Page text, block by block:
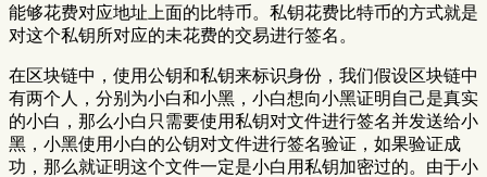
能够花费对应地址上面的比特币。私钥花费比特币的方式就是
对这个私钥所对应的未花费的交易进行签名。
在区块链中，使用公钥和私钥来标识身份，我们假设区块链中
有两个人，分别为小白和小黑，小白想向小黑证明自己是真实
的小白，那么小白只需要使用私钥对文件进行签名并发送给小
黑，小黑使用小白的公钥对文件进行签名验证，如果验证成
功，那么就证明这个文件一定是小白用私钥加密过的。由于小